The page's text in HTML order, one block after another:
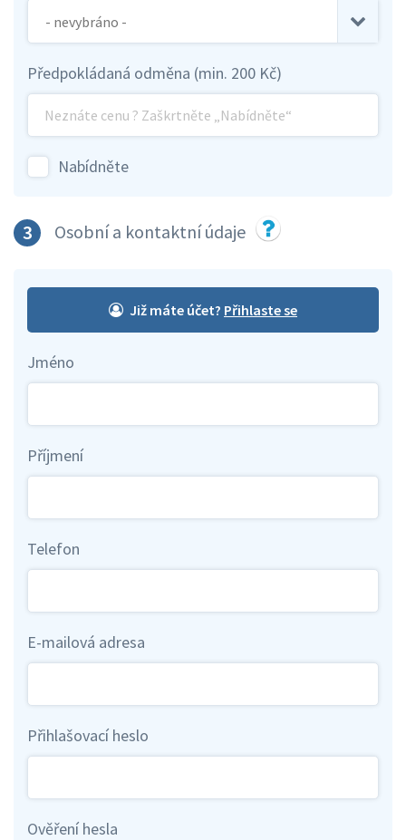
Předpokládaná odměna (min. 200 Kč)
Nabídněte
3 Osobní a kontaktní údaje
Již máte účet?
Jméno
Příjmení
Telefon
E-mailová adresa
Přihlašovací heslo
Ověření hesla